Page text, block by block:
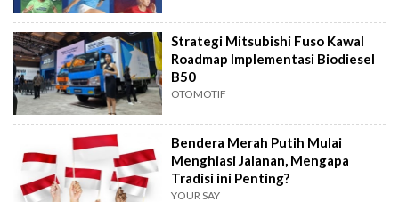
Strategi Mitsubishi Fuso Kawal
Roadmap Implementasi Biodiesel
B50
OTOMOTIF
Bendera Merah Putih Mulai
Menghiasi Jalanan, Mengapa
Tradisi ini Penting?
YOUR SAY